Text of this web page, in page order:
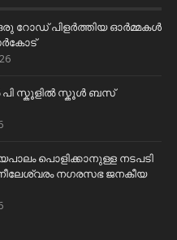
റോഡ് പിളർത്തിയ ഓർമ്മകൾ
പി സ്കൂളിൽ സ്കൂൾ ബസ്
പൊളിക്കാനുള്ള നടപടി
നഗരസഭ ജനകീയ